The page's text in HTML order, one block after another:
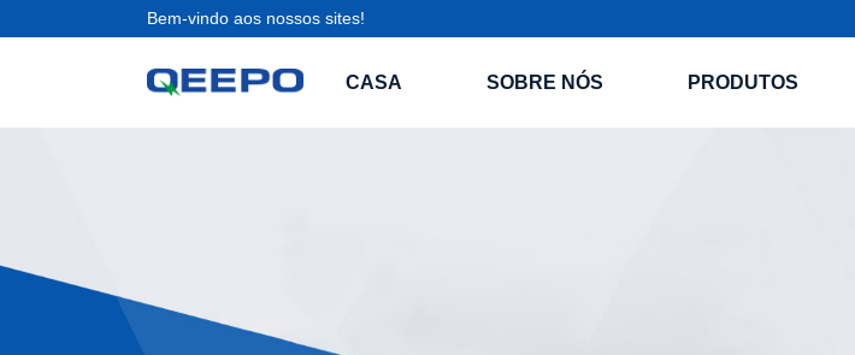
Bem-vindo aos nossos sites!
CASA SOBRE NÓS PRODUTOS